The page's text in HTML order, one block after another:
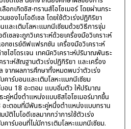
อกเกิดซิส-ทรานส์ไอโซเมอร์ โดยผ่านกระ
ของไบโอดีเซล โดยใช้ตัวเร่งปฏิกิริยา
ละเติมโลหะแมกนีเซียมด้วยวิธีการจุ่ม
เซลจะถูกวิเคราะห์ด้วยเครื่องมือวิเคราะห์
กซเรย์ดิฟแฟรกชัน เครื่องมือวิเคราะห์
ไฮโดรเจน เทคนิควิเคราะห์ปริมาณพันธะ
าะห์สัณฐานตัวเร่งปฏิกิริยา และเครื่อง
จากผลการศึกษาทั้งหมดพบว่าตัวเร่ง
าร์บอนและเติมโลหะแมกนีเซียม
อน 18 อะตอม แบบอิ่มตัว ให้ปริมาณ
คู่หนึ่งตำแหน่งแบบซิสไอโซเมอร์มากขึ้น
ะตอมที่มีพันธะคู่หนึ่งตำแหน่งแบบทราน
ติไบโอดีเซลมากกว่าการใช้ตัวเร่ง
าร์บอนที่ไม่มีการเติมโลหะแมกนีเซียม.